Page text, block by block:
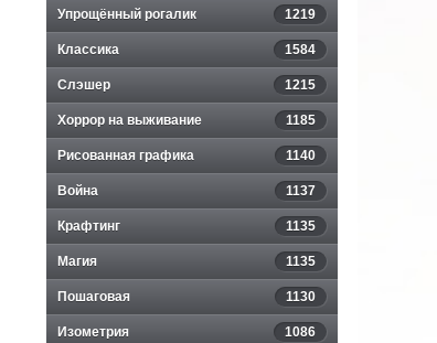
Упрощённый рогалик 1219
Классика 1584
Слэшер 1215
Хоррор на выживание 1185
Рисованная графика 1140
Война 1137
Крафтинг 1135
Магия 1135
Пошаговая 1130
Изометрия 1086